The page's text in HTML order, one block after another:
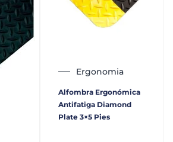
Ergonomia
Alfombra Ergonómica
Antifatiga Diamond
Plate 3×5 Pies